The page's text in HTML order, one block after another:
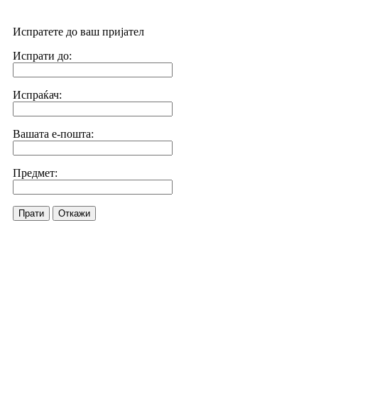
Испратете до ваш пријател
Испрати до:
Испраќач:
Вашата е-пошта:
Предмет:
Прати Откажи